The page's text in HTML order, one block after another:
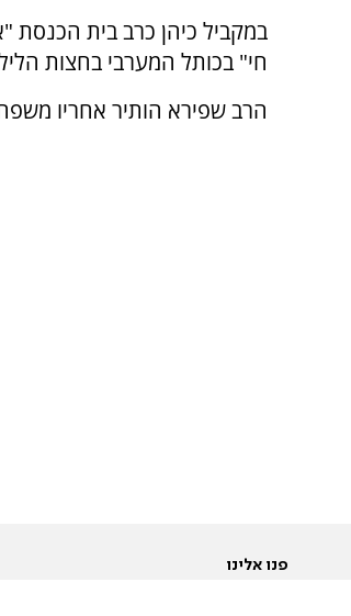
במקביל כיהן כרב בית הכנסת
חי" בכותל המערבי בחצות
הרב שפירא הותיר אחריו
פנו אלינו